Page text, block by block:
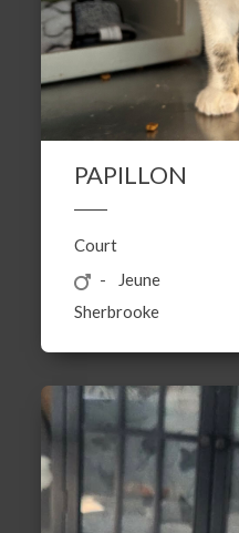
PAPILLON
Court
Jeune
Sherbrooke